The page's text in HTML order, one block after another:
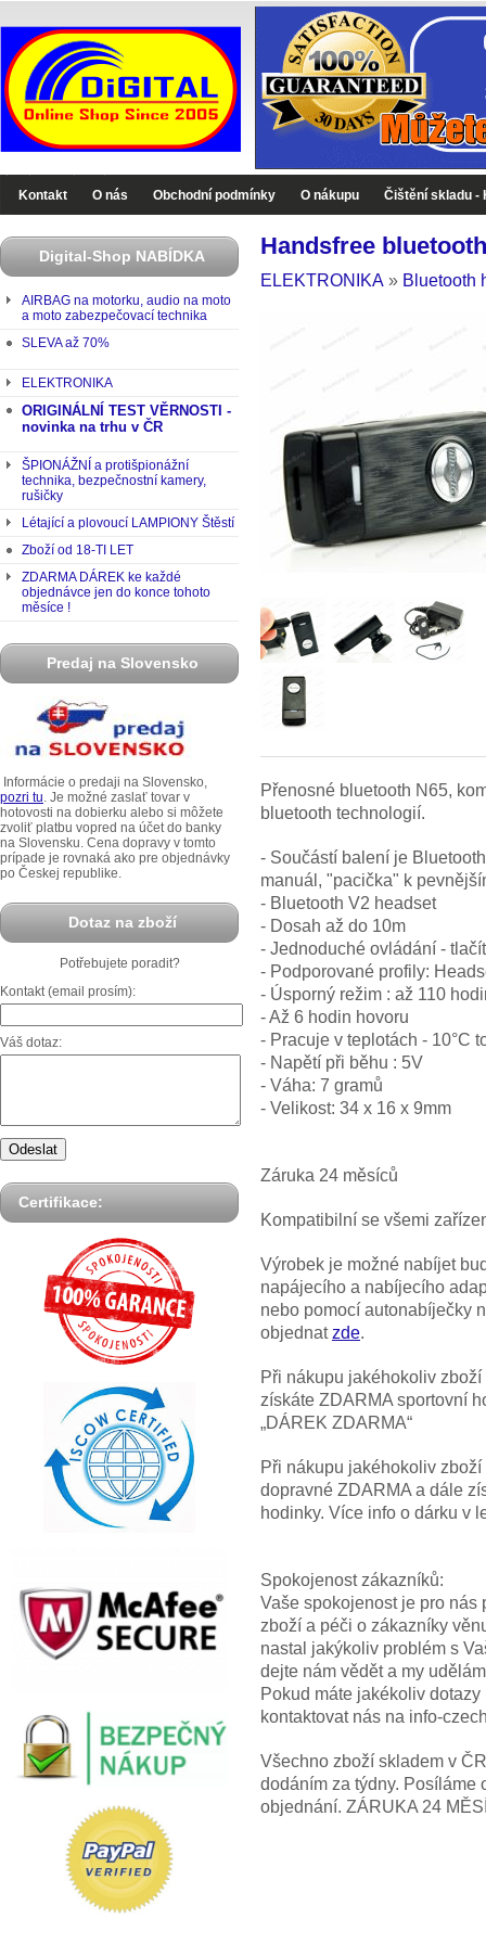
Kontakt O nás Obchodní podmínky O nákupu Čištění skladu -
Digital-Shop NABÍDKA
AIRBAG na motorku, audio na moto
a moto zabezpečovací technika
SLEVA až 70%
ELEKTRONIKA
ORIGINÁLNÍ TEST VĚRNOSTI -
novinka na trhu v ČR
ŠPIONÁŽNÍ a protišpionážní
technika, bezpečnostní kamery,
rušičky
Létající a plovoucí LAMPIONY Štěstí
Zboží od 18-TI LET
ZDARMA DÁREK ke každé
objednávce jen do konce tohoto
měsíce !
Predaj na Slovensko
Informácie o predaji na Slovensko,
pozri tu. Je možné zaslať tovar v
hotovosti na dobierku alebo si môžete
zvoliť platbu vopred na účet do banky
na Slovensku. Cena dopravy v tomto
prípade je rovnaká ako pre objednávky
po Českej republike.
Dotaz na zboží
Potřebujete poradit?
Kontakt (email prosím):
Váš dotaz:
Certifikace:
Handsfree
ELEKTRONIKA » Bluetooth
Přenosné bluetooth N65,
bluetooth technologií.
- Součástí balení je
manuál, "pacička" k
- Bluetooth V2 headset
- Dosah až do 10m
- Jednoduché ovládání -
- Podporované profily:
- Úsporný režim : až 110
- Až 6 hodin hovoru
- Pracuje v teplotách - 10°C
- Napětí při běhu : 5V
- Váha: 7 gramů
- Velikost: 34 x 16 x 9mm
Záruka 24 měsíců
Kompatibilní se všemi
Výrobek je možné nabíjet
napájecího a nabíjecího
nebo pomocí autonabíječky
objednatzde.
Při nákupu jakéhokoliv
získáte ZDARMA sportovní
„DÁREK ZDARMA“
Při nákupu jakéhokoliv
dopravné ZDARMA a dále
hodinky. Více info o dárku v
Spokojenost zákazníků:
Vaše spokojenost je pro nás
zboží a péči o zákazníky
nastal jakýkoliv problém s
dejte nám vědět a my
Pokud máte jakékoliv
kontaktovat nás na info-
Všechno zboží skladem v
dodáním za týdny. Posíláme
objednání. ZÁRUKA 24